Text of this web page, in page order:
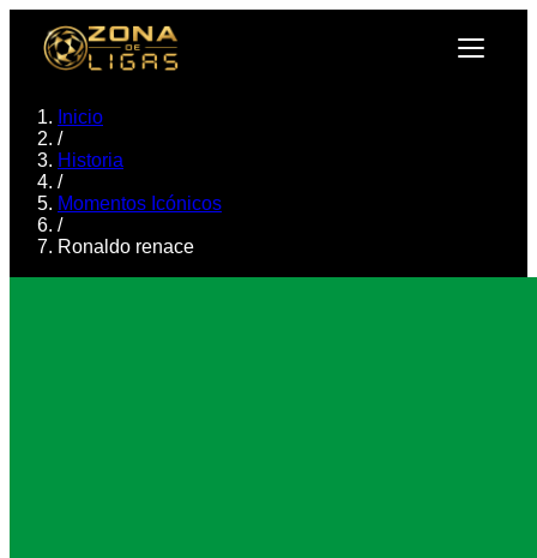
Inicio
/
Historia
/
Momentos Icónicos
/
Ronaldo renace